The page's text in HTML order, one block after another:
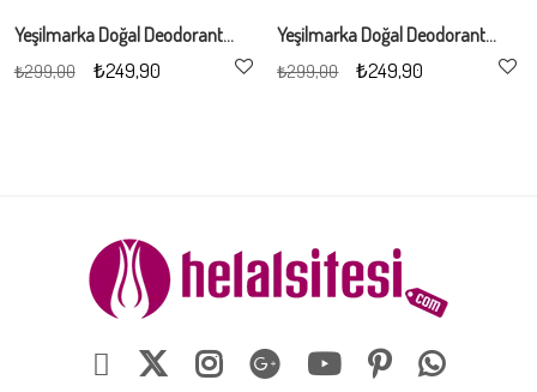
Yeşilmarka Doğal Deodorant - Gül Kokulu 50ml
₺249,90
₺299,00
Yeşilmarka Doğal Deodorant - Lavanta Kokulu 50ml
₺249,90
₺299,00